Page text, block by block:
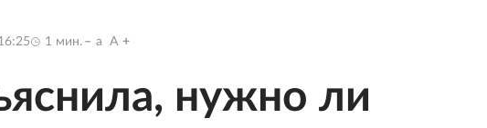
1 мин. a A
нужно ли